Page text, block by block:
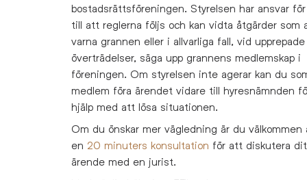
bostadsrättsföreningen. Styrelsen har ansvar
till att reglerna följs och kan vidta åtgärder som
varna grannen eller i allvarliga fall, vid upprepade
överträdelser, säga upp grannens medlemskap i
föreningen. Om styrelsen inte agerar kan du
medlem föra ärendet vidare till hyresnämnden
hjälp med att lösa situationen.
Om du önskar mer vägledning är du välkommen
en 20 minuters konsultation för att diskutera
ärende med en jurist.